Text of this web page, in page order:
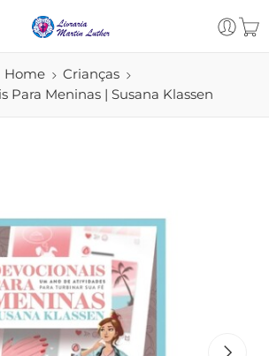
Home
Crianças
Para Meninas | Susana Klassen